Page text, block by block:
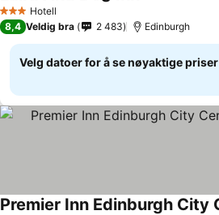
3 StjernerHotell
8,4 Veldig bra 2 483 Edinburgh
Velg datoer for å se nøyaktige priser